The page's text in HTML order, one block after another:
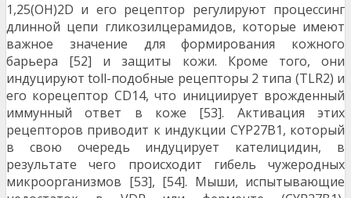
1,25(OH)2D и его рецептор регулируют процессинг
длинной цепи гликозилцерамидов, которые имеют
важное значение для формирования кожного
барьера [52] и защиты кожи. Кроме того, они
индуцируют toll-подобные рецепторы 2 типа (TLR2) и
его корецептор CD14, что инициирует врожденный
иммунный ответ в коже [53]. Активация этих
рецепторов приводит к индукции CYP27B1, который
в свою очередь индуцирует кателицидин, в
результате чего происходит гибель чужеродных
микроорганизмов [53], [54]. Мыши, испытывающие